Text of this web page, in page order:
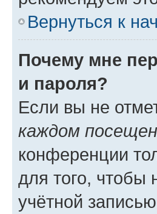
Вернуться к
Почему мне
и пароля?
Если вы не
каждом
конференции
для того, чтобы
учётной